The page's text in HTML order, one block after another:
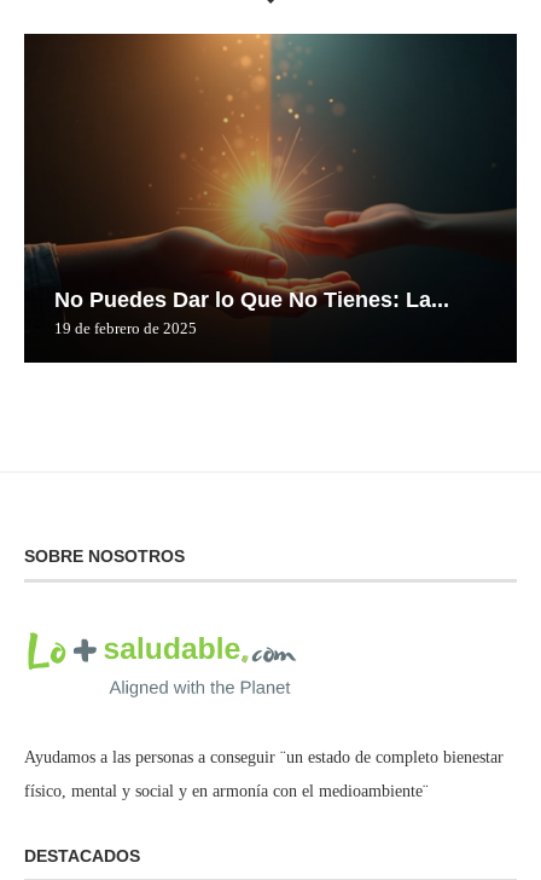
No Puedes Dar lo Que No Tienes: La...
19 de febrero de 2025
SOBRE NOSOTROS
Ayudamos a las personas a conseguir ¨un estado de completo bienestar
físico, mental y social y en armonía con el medioambiente¨
DESTACADOS